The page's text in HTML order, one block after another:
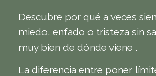
Descubre por qué a veces
miedo, enfado o tristeza sin
muy bien de dónde viene .
La diferencia entre poner